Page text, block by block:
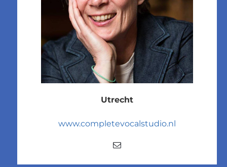
Utrecht
www.completevocalstudio.nl